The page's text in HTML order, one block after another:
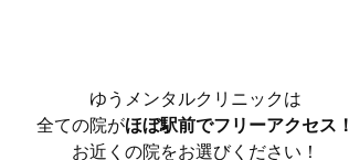
ゆうメンタルクリニックは
全ての院がほぼ駅前でフリーアクセス！
お近くの院をお選びください！